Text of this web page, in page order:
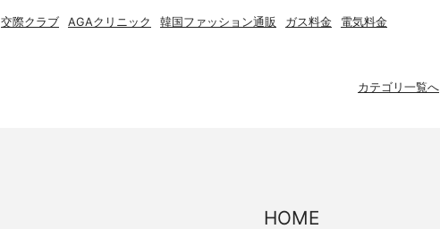
交際クラブ AGAクリニック 韓国ファッション通販 ガス料金 電気料金
カテゴリ一覧へ
HOME